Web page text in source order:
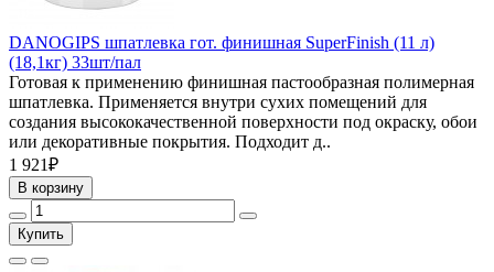
DANOGIPS шпатлевка гот. финишная SuperFinish (11 л)
(18,1кг) 33шт/пал
Готовая к применению финишная пастообразная полимерная
шпатлевка. Применяется внутри сухих помещений для
создания высококачественной поверхности под окраску, обои
или декоративные покрытия. Подходит д..
1 921₽
В корзину
Купить